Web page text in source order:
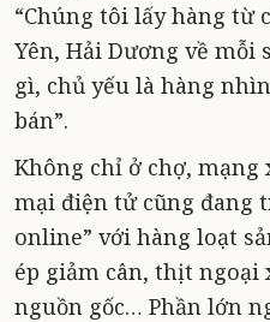
“Chúng tôi lấy hàng từ
Yên, Hải Dương về mỗi
gì, chủ yếu là hàng
bán”.
Không chỉ ở chợ, mạng
mại điện tử cũng đang
online” với hàng loạt
ép giảm cân, thịt ngoại
nguồn gốc… Phần lớn